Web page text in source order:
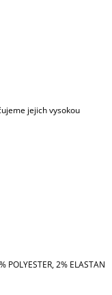
jejich vysokou
POLYESTER, 2% ELASTAN